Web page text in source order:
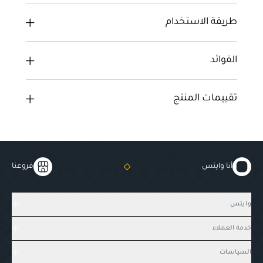
طريقة الاستخدام
الفوائد
تقييمات المنتج
أنا وايتس فروعنا
وايتس
خدمة العملاء
السياسات